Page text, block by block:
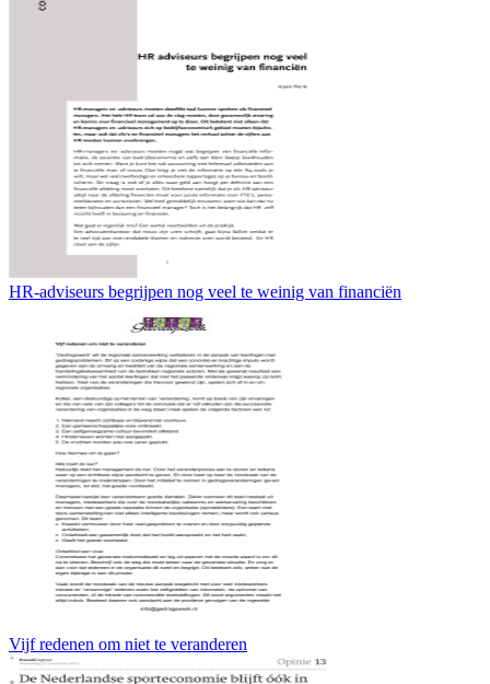
HR-adviseurs begrijpen nog veel te weinig van financiën
Vijf redenen om niet te veranderen